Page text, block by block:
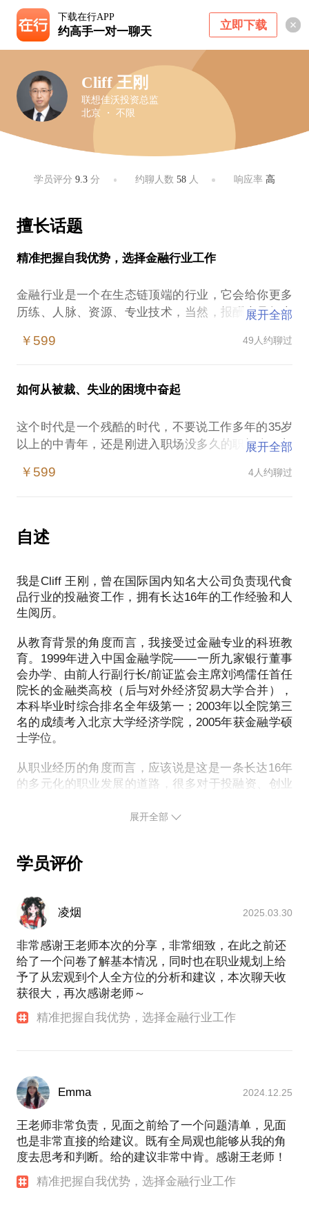
下载在行APP
约高手一对一聊天 立即下载
Cliff 王刚
联想佳沃投资总监
北京 ・ 不限
学员评分9.3 分 约聊人数 58人 响应率 高
擅长话题
精准把握自我优势，选择金融行业工作
金融行业是一个在生态链顶端的行业，它会给你更多
历练、人脉、资源、专业技术，当然，报酬也是极大
冲基金、投资银行、跨国企业的战略投资部、大型央
报特点。
如果你是毕业没多长时间的职场新人：
融类工作？
是否要考取类似CPA、CFA之类的专业认证考试？如
何在繁忙的工作中考证？
如何在金融职场中积累有效的人脉？
如何转换专业选择一份金融类工作？
如何将自己之前的经验与目前的金融类工作结合在一
如何将自己的家庭生活状态（单身或两人世界或拖家
带口）完美地和自己的工作结合在一起？
如何进行有效的Self-learning, 才能让自己的职场竞争
力之刃永远闪耀？
经历十余载多元化金融职场洗礼，深刻理解国内与国
际金融市场的融合又区别方式，亲身感受国际金融市
场诡谲奇幻的跌宕起伏，与身边年轻人数载的规划交
流，总结出层层递进的分析框架——“三步式”教练式
第一步：精准把握自己的优势，认识到自己的劣势，
好的契机，实现转型
阶段目标，指导自己日常工作学习
早日开启第一步，便是向自己的梦想前行了一大步。
展开全部
￥599 49人约聊过
如何从被裁、失业的困境中奋起
这个时代是一个残酷的时代，不要说工作多年的35岁
以上的中青年，还是刚进入职场没多久的职场人，都
失业的结果。当这种结果降临在自己的头上时，你的
一头冷水的时候，你的心态又是如何？
阶段的时候，因为公司业务重组，被裁而失业；我曾
短暂地气馁甚至怀疑过自己，但最终通过自己一定的
策略，以及一定的自律和实践，一年七个月之后，我
以创新总监的职位重返职场，而且还是在一家大型的
跨国央企的总部。如果你想回答以下问题（这些问题
往往在你的失业期间，经常在不经意的时刻扰乱你的
心情），包括不限于：
1) 如何衡量转岗和被裁两种选择？
2) 如何在被裁后，重新确立自己的人生目标（包括职
3) 多长的休息期是可以被接受的？
4) 围绕自己的目标，应该系统做些什么样的准备？
6) 如何在失业期间，“有效累积”自己的工作经验，使
7) 如何在失业期间，不失去甚至持续经营好自己的职
8) 如何在一次一次的面试中做好复盘，尽早结束面
试，重返职场？
9) 如何在失业期间，让自己的心智得到锻炼？身心保
持健康？
10) 如何在失业期间，面对自己怀疑、失落、嫉妒、
沮丧、压抑的心态？
请找我聊一聊。我能针对你的情况，提出合理建议，
展开全部
￥599 4人约聊过
自述
我是Cliff 王刚，曾在国际国内知名大公司负责现代食
品行业的投融资工作，拥有长达16年的工作经验和人
生阅历。
从教育背景的角度而言，我接受过金融专业的科班教
育。1999年进入中国金融学院——一所九家银行董事
会办学、由前人行副行长/前证监会主席刘鸿儒任首任
院长的金融类高校（后与对外经济贸易大学合并），
本科毕业时综合排名全年级第一；2003年以全院第三
名的成绩考入北京大学经济学院，2005年获金融学硕
士学位。
从职业经历的角度而言，应该说是这是一条长达16年
的多元化的职业发展的道路，很多对于投融资、创业
我是有很多的思考的，十分高兴现在能有这样一个机
归纳起来，有这样三个特点
的方法就不同，经常有事半功倍的效果。从企业类型
而言，曾就职于大型跨国企业（宝洁公司战略规划
部）、家族办公室（牛根生先生的家族对冲基金
Shining Fund、中东欧最大的私人资本集团PPF）、
大型央企（中信集团全资子公司中信建设）、大型私
营企业（联想控股旗下现代农业食品的投资运营平台
境外农业、食品、大消费、基础设施、矿业等多个行
在植物基、发酵基、培养基等各个技术领域在大中华
地区储备了一批优秀的可投资项目，对于整个生态链
代蛋白明星企业进入中国的商业落地的操盘
第二个就是，自己保持对商业世界、新的生命科学、
食品科技的前沿的关注，参见我的微信公号“树洞旅
展开全部
学员评价
凌烟 2025.03.30
非常感谢王老师本次的分享，非常细致，在此之前还
给了一个问卷了解基本情况，同时也在职业规划上给
予了从宏观到个人全方位的分析和建议，本次聊天收
获很大，再次感谢老师～
精准把握自我优势，选择金融行业工作
Emma 2024.12.25
王老师非常负责，见面之前给了一个问题清单，见面
也是非常直接的给建议。既有全局观也能够从我的角
度去思考和判断。给的建议非常中肯。感谢王老师！
精准把握自我优势，选择金融行业工作